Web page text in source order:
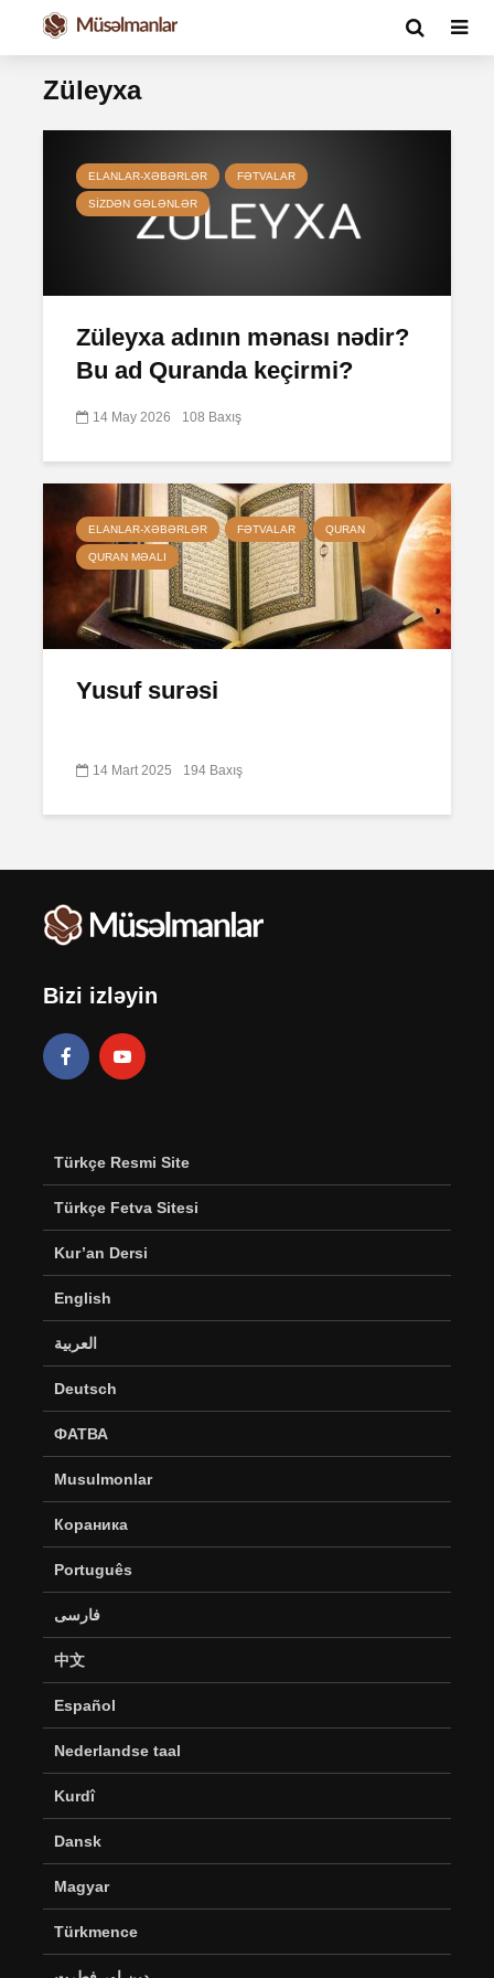
Züleyxa
ELANLAR-XƏBƏRLƏR FƏTVALAR
SIZDƏN GƏLƏNLƏR
Züleyxa adının mənası nədir?
Bu ad Quranda keçirmi?
14 May 2026 108 Baxış
ELANLAR-XƏBƏRLƏR FƏTVALAR QURAN
QURAN MƏALI
Yusuf surəsi
14 Mart 2025 194 Baxış
Bizi izləyin
Türkçe Resmi Site
Türkçe Fetva Sitesi
Kur’an Dersi
English
العربية
Deutsch
ФАТВА
Musulmonlar
Кораника
Português
فارسی
中文
Español
Nederlandse taal
Kurdî
Dansk
Magyar
Türkmence